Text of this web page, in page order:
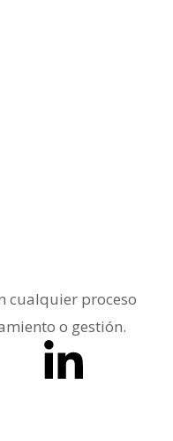
cualquier proceso
o gestión.